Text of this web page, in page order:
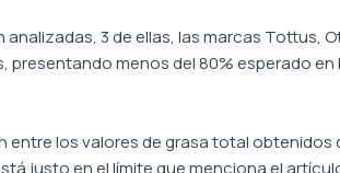
analizadas, 3 de ellas, las marcas
menos del 80% esperado
entre los valores de grasa total
justo en el límite que menciona el